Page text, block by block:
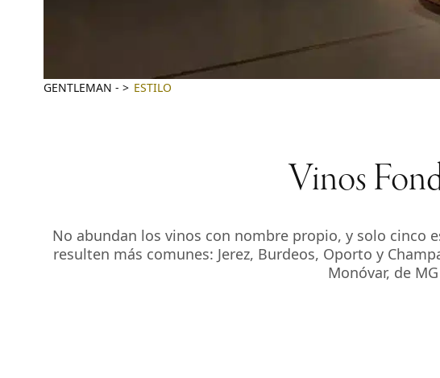
GENTLEMAN - ESTILO
Vinos
No abundan los vinos con nombre propio, y solo cinco
resulten más comunes: Jerez, Burdeos, Oporto y
Monóvar, de